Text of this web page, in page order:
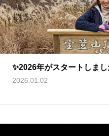
✨2026年がスタートしまし
2026.01.02